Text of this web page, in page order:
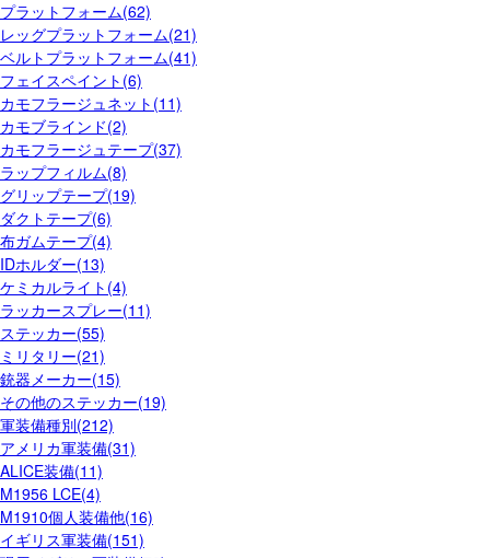
プラットフォーム(62)
レッグプラットフォーム(21)
ベルトプラットフォーム(41)
フェイスペイント(6)
カモフラージュネット(11)
カモブラインド(2)
カモフラージュテープ(37)
ラップフィルム(8)
グリップテープ(19)
ダクトテープ(6)
布ガムテープ(4)
IDホルダー(13)
ケミカルライト(4)
ラッカースプレー(11)
ステッカー(55)
ミリタリー(21)
銃器メーカー(15)
その他のステッカー(19)
軍装備種別(212)
アメリカ軍装備(31)
ALICE装備(11)
M1956 LCE(4)
M1910個人装備他(16)
イギリス軍装備(151)